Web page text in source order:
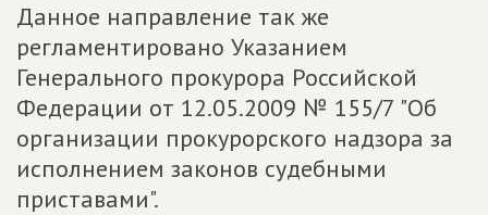
Данное направление так же
регламентировано Указанием
Генерального прокурора Российской
Федерации от 12.05.2009 № 155/7 "Об
организации прокурорского надзора за
исполнением законов судебными
приставами".